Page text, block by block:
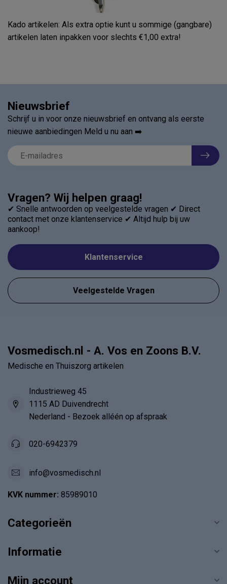
Kado artikelen: Als extra optie kunt u sommige (gangbare)
artikelen laten inpakken voor slechts €1,00 extra!
Vragen? Wij helpen graag!
✔ Snelle antwoorden op veelgestelde vragen ✔ Direct
contact met onze klantenservice ✔ Altijd hulp bij uw
aankoop!
Klantenservice
Veelgestelde Vragen
Nieuwsbrief
Schrijf u in voor onze nieuwsbrief en ontvang als eerste
nieuwe aanbiedingen Meld u nu aan ➡️
Vosmedisch.nl - A. Vos en Zoons B.V.
Medische en Thuiszorg artikelen
Industrieweg 45
1115 AD Duivendrecht
Nederland - Bezoek alléén op afspraak
020-6942379
info@vosmedisch.nl
KVK nummer: 85989010
Categorieën
Informatie
Mijn account